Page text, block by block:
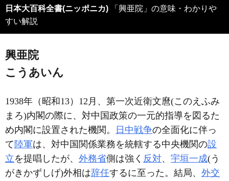
日本大百科全書(ニッポニカ) 「興亜院」の意味・わかりや
すい解説
興亜院
こうあいん
1938年（昭和13）12月、第一次近衛文麿(このえふみ
まろ)内閣の際に、対中国政策の一元的指導を図るた
め内閣に設置された機関。
日中戦争の全面化に伴っ
て 陸軍は、対中国関係業務を統轄する中央機関の設
立を提唱したが、 外務省側は強く 反対、 宇垣一成(う
がきかずしげ)外相は辞任するに至った。結局、 外交